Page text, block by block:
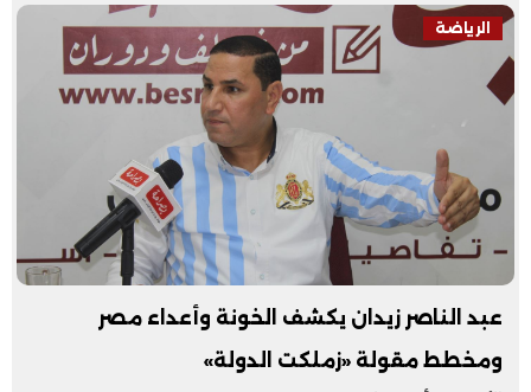
الرياضة
عبد الناصر زيدان يكشف الخونة وأعداء مصر
ومخطط مقولة «زملكت الدولة»